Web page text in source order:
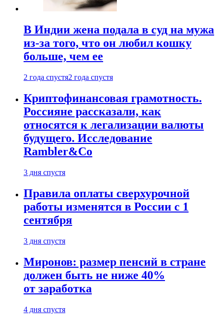
В Индии жена подала в суд на мужа
из-за того, что он любил кошку
больше, чем ее
2 года спустя2 года спустя
Криптофинансовая грамотность.
Россияне рассказали, как
относятся к легализации валюты
будущего. Исследование
Rambler&Co
3 дня спустя
Правила оплаты сверхурочной
работы изменятся в России с 1
сентября
3 дня спустя
Миронов: размер пенсий в стране
должен быть не ниже 40%
от заработка
4 дня спустя